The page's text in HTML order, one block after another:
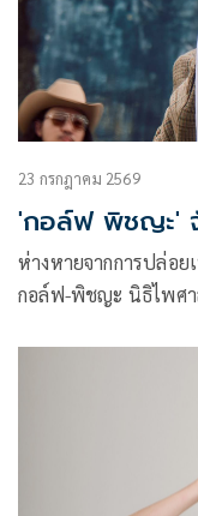
23 กรกฎาคม 2569
'กอล์ฟ พิชญะ'
ห่างหายจากการปล่อย
กอล์ฟ-พิชญะ นิธิไพศา
ทำนองและเขียนเนื้อ
ของคนที่อยากบอกคน